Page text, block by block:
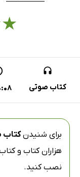
★
کتاب صوتی
برای شنیدنکتاب
هزاران کتاب و
نصب کنید.